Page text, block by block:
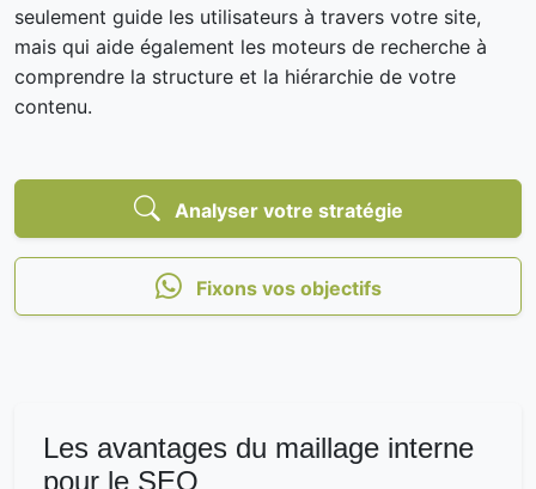
seulement guide les utilisateurs à travers votre site,
mais qui aide également les moteurs de recherche à
comprendre la structure et la hiérarchie de votre
contenu.
Analyser votre stratégie
Fixons vos objectifs
Les avantages du maillage interne
pour le SEO